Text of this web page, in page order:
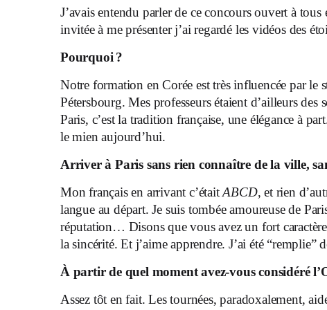
J’avais entendu parler de ce concours ouvert à
invitée à me présenter j’ai regardé les vidéos des
Pourquoi ?
Notre formation en Corée est très influencée par le
Pétersbourg. Mes professeurs étaient d’ailleurs
Paris, c’est la tradition française, une élégance à
le mien aujourd’hui.
Arriver à Paris sans rien connaître de la ville,
Mon français en arrivant c’étaitABCD, et rien
langue au départ. Je suis tombée amoureuse de
réputation… Disons que vous avez un fort
la sincérité. Et j’aime apprendre. J’ai été “remplie”
À partir de quel moment avez-vous considéré
Assez tôt en fait. Les tournées, paradoxalement,